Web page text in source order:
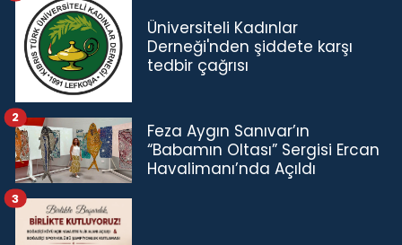
Üniversiteli Kadınlar
Derneği'nden şiddete karşı
tedbir çağrısı
Feza Aygın Sanıvar’ın
“Babamın Oltası” Sergisi Ercan
Havalimanı’nda Açıldı
2
3